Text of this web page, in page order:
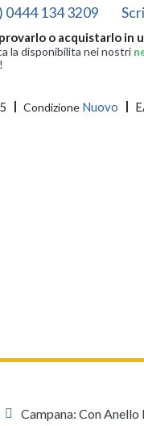
0444 134 3209
o acquistarlo in
la disponibilita nei nostri
Condizione Nuovo
Campana: Con